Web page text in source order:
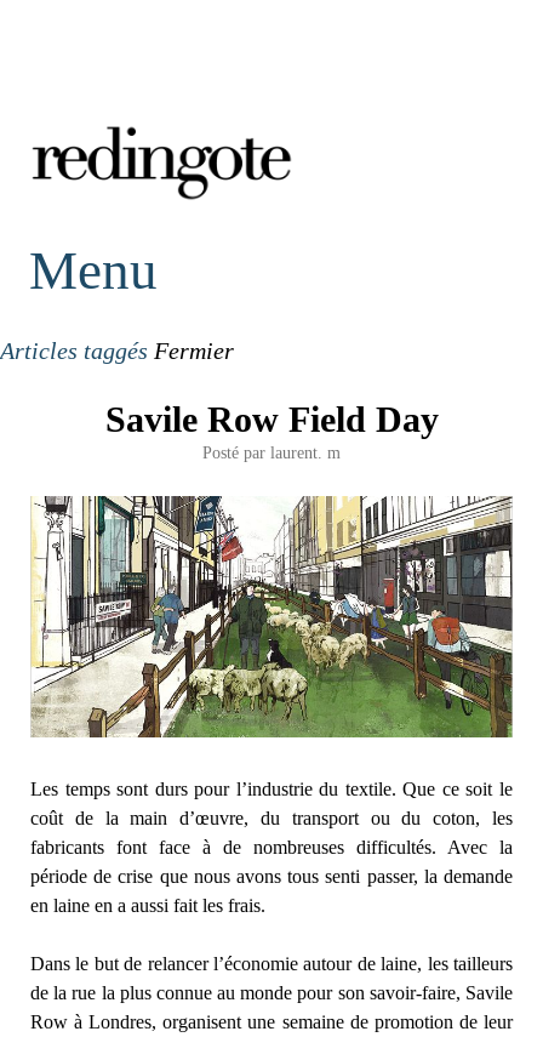
redingote.
Menu
Articles taggés Fermier
Savile Row Field Day
Posté par laurent. m
Les temps sont durs pour l’industrie du textile. Que ce soit le
coût de la main d’œuvre, du transport ou du coton, les
fabricants font face à de nombreuses difficultés. Avec la
période de crise que nous avons tous senti passer, la demande
en laine en a aussi fait les frais.
Dans le but de relancer l’économie autour de laine, les tailleurs
de la rue la plus connue au monde pour son savoir-faire, Savile
Row à Londres, organisent une semaine de promotion de leur